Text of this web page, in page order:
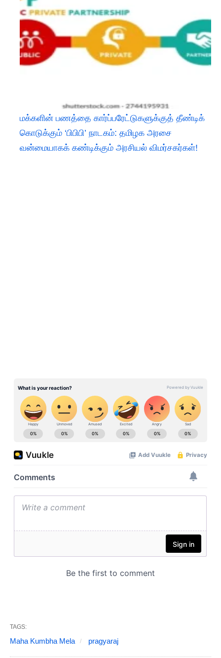
மக்களின் பணத்தை கார்ப்பரேட்டுகளுக்குத் தீண்டிக்
கொடுக்கும் ‘பிபிபி’ நாடகம்: தமிழக அரசை
வன்மையாகக் கண்டிக்கும் அரசியல் விமர்சகர்கள்!
TAGS:
Maha Kumbha Mela pragyaraj